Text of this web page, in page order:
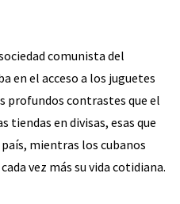
comunista del
en el acceso a los juguetes
profundos contrastes que el
tiendas en divisas, esas que
mientras los cubanos
vez más su vida cotidiana.